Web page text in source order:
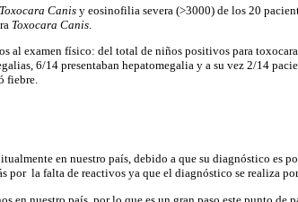
Toxocara Canis y eosinofilia severa (>3000) de los 20
Toxocara Canis
al examen físico: del total de niños positivos para
6/14 presentaban hepatomegalia y a su vez 2/14
fiebre.
en nuestro país, debido a que su diagnóstico es
por la falta de reactivos ya que el diagnóstico se realiza